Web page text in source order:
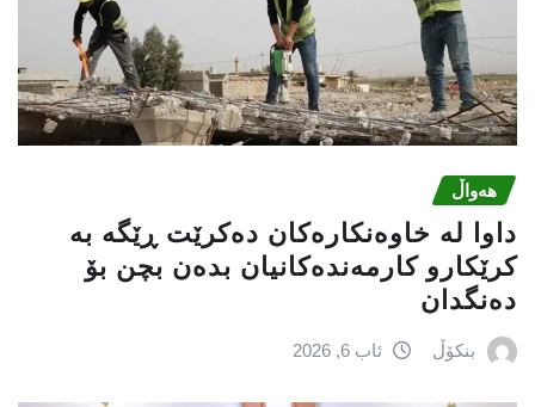
هەواڵ
داوا لە خاوەنکارەکان دەکرێت ڕێگە بە
کرێکارو کارمەندەکانیان بدەن بچن بۆ
دەنگدان
بنکۆڵ ئاب 6, 2026